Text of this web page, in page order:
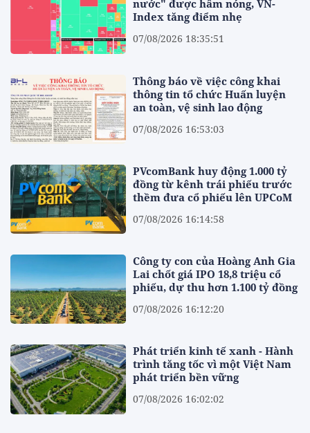
nước" được hâm nóng, VN-
Index tăng điểm nhẹ
07/08/2026 18:35:51
Thông báo về việc công khai
thông tin tổ chức Huấn luyện
an toàn, vệ sinh lao động
07/08/2026 16:53:03
PVcomBank huy động 1.000 tỷ
đồng từ kênh trái phiếu trước
thềm đưa cổ phiếu lên UPCoM
07/08/2026 16:14:58
Công ty con của Hoàng Anh Gia
Lai chốt giá IPO 18,8 triệu cổ
phiếu, dự thu hơn 1.100 tỷ đồng
07/08/2026 16:12:20
Phát triển kinh tế xanh - Hành
trình tăng tốc vì một Việt Nam
phát triển bền vững
07/08/2026 16:02:02